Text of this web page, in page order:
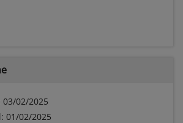
03/02/2025
01/02/2025